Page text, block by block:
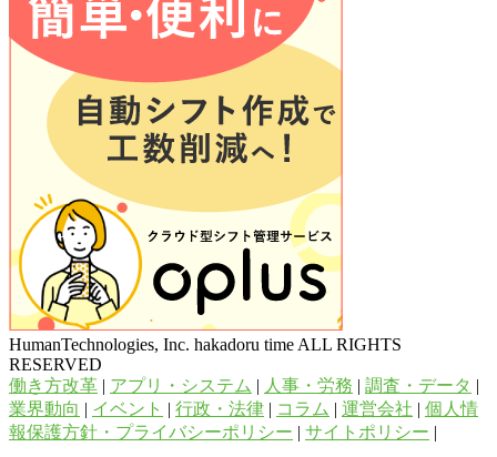
HumanTechnologies, Inc. hakadoru time ALL RIGHTS
RESERVED
働き方改革 | アプリ・システム | 人事・労務 | 調査・データ |
業界動向 | イベント | 行政・法律 | コラム | 運営会社 | 個人情
報保護方針・プライバシーポリシー | サイトポリシー |